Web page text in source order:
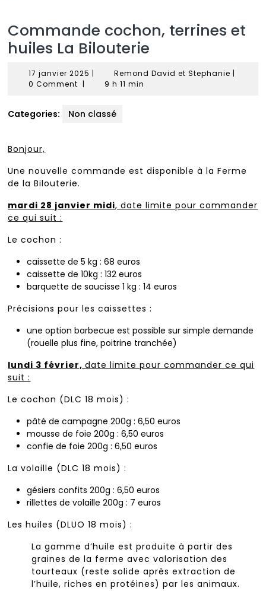
Commande cochon, terrines et
huiles La Bilouterie
17 janvier 2025 17
janvier
| Remond David et Stephanie Remond
|
0 Comment | 9 h 11 min
Categories: Non classé
Bonjour,
Une nouvelle commande est disponible à la Ferme
de la Bilouterie.
mardi 28 janvier midi, date limite pour commander
ce qui suit :
Le cochon :
caissette de 5 kg : 68 euros
caissette de 10kg : 132 euros
barquette de saucisse 1 kg : 14 euros
Précisions pour les caissettes :
une option barbecue est possiblesur simple demande
(rouelle plus fine, poitrine tranchée)
lundi 3 février,date limite pour commander ce qui
suit :
Le cochon (DLC 18 mois) :
pâté de campagne 200g : 6,50 euros
mousse de foie 200g : 6,50 euros
confie de foie 200g : 6,50 euros
La volaille (DLC 18 mois) :
gésiers confits 200g : 6,50 euros
rillettes de volaille 200g : 7 euros
Les huiles (DLUO 18 mois) :
La gamme d’huile est produite à partir des
graines de la ferme avec valorisation des
tourteaux (reste solide après extraction de
l’huile, riches en protéines) par les animaux.